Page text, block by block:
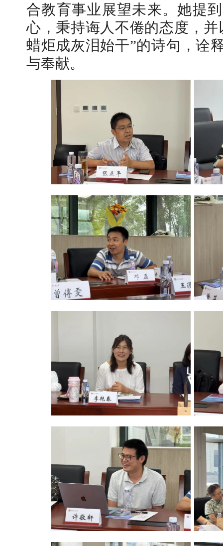
合教育事业展望未来。她提
心，秉持诲人不倦的态度，
蜡炬成灰泪始干”的诗句，诠
与奉献。